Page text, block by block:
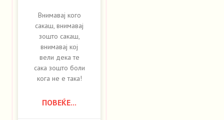
Внимавај кого
сакаш, внимавај
зошто сакаш,
внимавај кој
вели дека те
сака зошто боли
кога не е така!
ПОВЕЌЕ...